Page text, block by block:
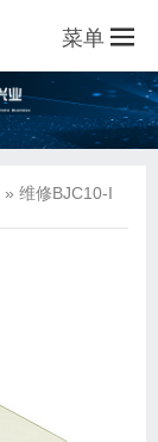
菜单
» 维修BJC10-I